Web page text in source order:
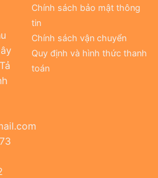
Chính sách bảo mật thông
tin
Chính sách vận chuyển
Quy định và hình thức thanh
toán